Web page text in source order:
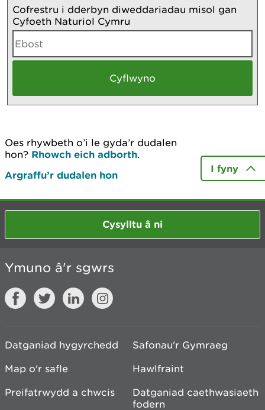
Cofrestru i dderbyn diweddariadau misol gan
Cyfoeth Naturiol Cymru
Oes rhywbeth o’i le gyda’r dudalen
hon? Rhowch eich adborth.
Argraffu’r dudalen hon
I fyny
Cysylltu â ni
Ymuno â'r sgwrs
Datganiad hygyrchedd
Safonau'r Gymraeg
Map o'r safle
Hawlfraint
Preifatrwydd a chwcis
Datganiad caethwasiaeth
fodern